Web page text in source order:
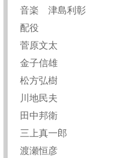
音楽 津島利彰
配役
菅原文太
金子信雄
松方弘樹
川地民夫
田中邦衛
三上真一郎
渡瀬恒彦